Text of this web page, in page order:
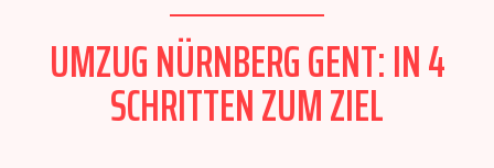
UMZUG NÜRNBERG GENT: IN 4
SCHRITTEN ZUM ZIEL